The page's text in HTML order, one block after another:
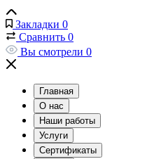
Закладки 0
Сравнить 0
Вы смотрели 0
Главная
О нас
Наши работы
Услуги
Сертификаты